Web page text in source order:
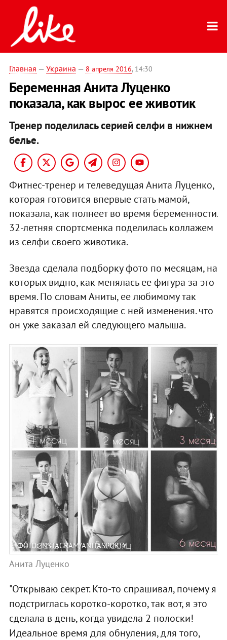
Главная — Украина — 8 апреля 2016, 14:30
Беременная Анита Луценко
показала, как вырос ее животик
Тренер поделилась серией селфи в нижнем
белье.
Фитнес-тренер и телеведущая Анита Луценко,
которая готовится впервые стать мамой,
показала, как полнеет во время беременности.
32-летняя спортсменка поделилась коллажем
из селфи своего животика.
Звезда сделала подборку фото по месяцам, на
которых видно, как менялась ее фигура за это
время. По словам Аниты, ее любимому так
нравятся происходящие с ней изменения. что
он уже заказал ей следующего малыша.
ФОТО: INSTAGRAM/ANITASPORTY
Анита Луценко
"Открываю секрет. Кто-то спрашивал, почему я
подстриглась коротко-коротко, так вот, я это
сделала в день, когда увидела 2 полоски!
Идеальное время для обнуления, для того,